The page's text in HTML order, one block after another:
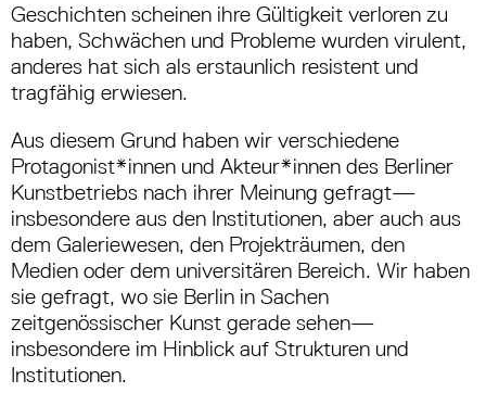
Geschichten scheinen ihre Gültigkeit verloren zu
haben, Schwächen und Probleme wurden virulent,
anderes hat sich als erstaunlich resistent und
tragfähig erwiesen.
Aus diesem Grund haben wir verschiedene
Protagonist*innen und Akteur*innen des Berliner
Kunstbetriebs nach ihrer Meinung gefragt—
insbesondere aus den Institutionen, aber auch aus
dem Galeriewesen, den Projekträumen, den
Medien oder dem universitären Bereich. Wir haben
sie gefragt, wo sie Berlin in Sachen
zeitgenössischer Kunst gerade sehen—
insbesondere im Hinblick auf Strukturen und
Institutionen.